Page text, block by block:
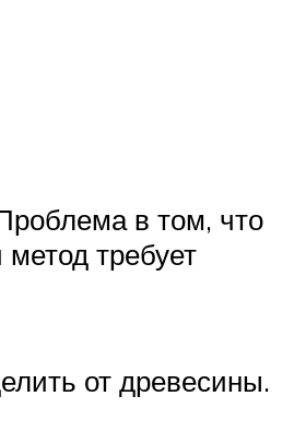
в том, что
требует
от древесины.